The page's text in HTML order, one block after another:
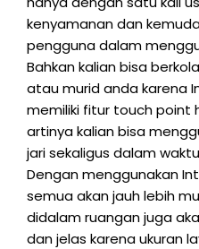
kenyamanan dan
pengguna dalam
Bahkan kalian bisa
atau murid anda karena
memiliki fitur touch point
artinya kalian bisa
jari sekaligus dalam
Dengan menggunakan
semua akan jauh lebih
didalam ruangan juga
dan jelas karena ukuran